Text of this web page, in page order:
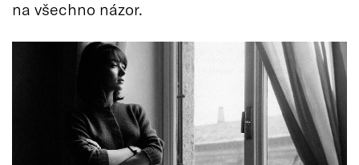
na všechno názor.